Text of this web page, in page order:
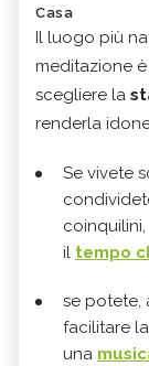
Casa
Il luogo più
meditazione
scegliere la
renderla
Se vivete
il tempo
se potete,
facilitare
una